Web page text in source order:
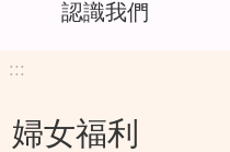
認識我們
:::
婦女福利